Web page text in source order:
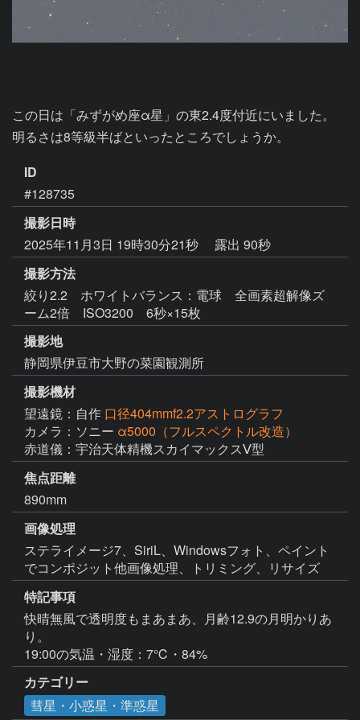
この日は「みずがめ座α星」の東2.4度付近にいました。
明るさは8等級半ばといったところでしょうか。
ID
#128735
撮影日時
2025年11月3日 19時30分21秒
露出 90秒
撮影方法
絞り2.2 ホワイトバランス：電球 全画素超解像ズ
ーム2倍 ISO3200 6秒×15枚
撮影地
静岡県伊豆市大野の菜園観測所
撮影機材
望遠鏡：自作 口径404mmf2.2アストログラフ
カメラ：ソニー α5000（フルスペクトル改造）
赤道儀：宇治天体精機スカイマックスⅤ型
焦点距離
890mm
画像処理
ステライメージ7、SiriL、Windowsフォト、ペイント
特記事項
快晴無風で透明度もまあまあ、月齢12.9の月明かりあ
り。
19:00の気温・湿度：7℃・84%
カテゴリー
彗星・小惑星・準惑星